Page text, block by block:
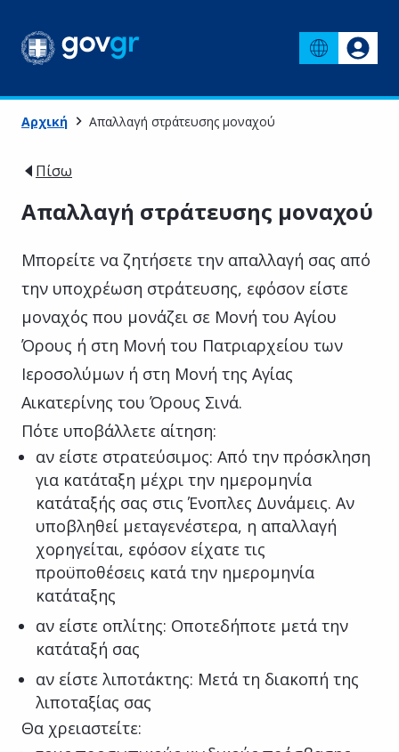
Αρχική Απαλλαγή στράτευσης μοναχού
Πίσω
Απαλλαγή στράτευσης μοναχού
Μπορείτε να ζητήσετε την απαλλαγή σας από
την υποχρέωση στράτευσης, εφόσον είστε
μοναχός που μονάζει σε Μονή του Αγίου
Όρους ή στη Μονή του Πατριαρχείου των
Ιεροσολύμων ή στη Μονή της Αγίας
Αικατερίνης του Όρους Σινά.
Πότε υποβάλλετε αίτηση:
αν είστε στρατεύσιμος: Από την πρόσκληση
για κατάταξη μέχρι την ημερομηνία
κατάταξής σας στις Ένοπλες Δυνάμεις. Αν
υποβληθεί μεταγενέστερα, η απαλλαγή
χορηγείται, εφόσον είχατε τις
προϋποθέσεις κατά την ημερομηνία
κατάταξης
αν είστε οπλίτης: Οποτεδήποτε μετά την
κατάταξή σας
αν είστε λιποτάκτης: Μετά τη διακοπή της
λιποταξίας σας
Θα χρειαστείτε: